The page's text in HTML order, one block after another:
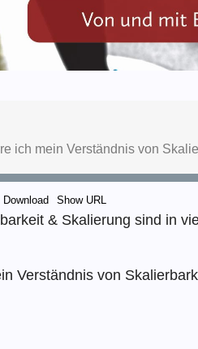
Download Show URL
& Skalierung sind in
Verständnis von